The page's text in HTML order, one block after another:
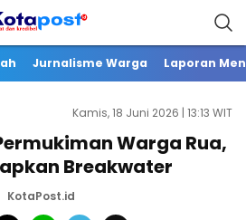
Jurnalisme Warga Laporan
Kamis, 18 Juni 2026 | 13:13 WIT
Warga Rua,
Breakwater
KotaPost.id